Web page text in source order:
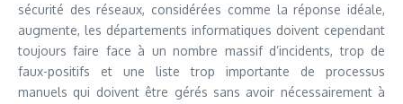
sécurité des réseaux, considérées comme la réponse idéale,
augmente, les départements informatiques doivent cependant
toujours faire face à un nombre massif d’incidents, trop de
faux-positifs et une liste trop importante de processus
manuels qui doivent être gérés sans avoir nécessairement à